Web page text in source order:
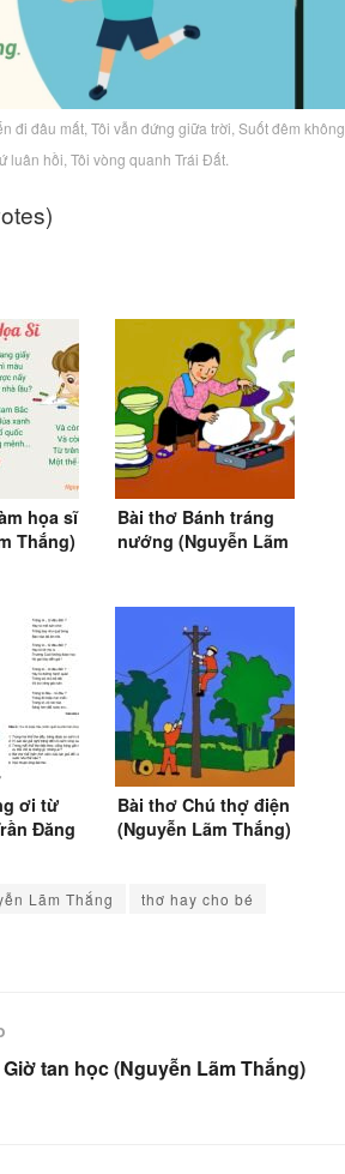
đi đâu mất, Tôi vẫn đứng giữa trời, Suốt đêm không
luân hồi, Tôi vòng quanh Trái Đất.
họa sĩ
Thắng)
Bài thơ Bánh tráng
nướng (Nguyễn Lãm
ơi từ
Đăng
Bài thơ Chú thợ điện
(Nguyễn Lãm Thắng)
Lãm Thắng
thơ hay cho bé
tan học (Nguyễn Lãm Thắng)